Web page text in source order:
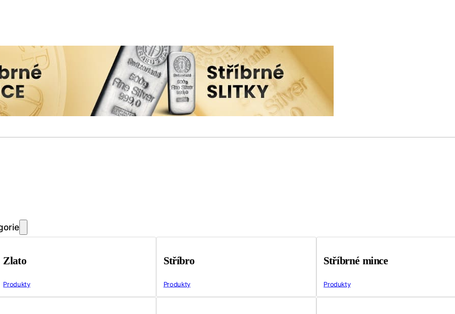
Zlato
Produkty
Stříbro
Produkty
Stříbrné mince
Produkty